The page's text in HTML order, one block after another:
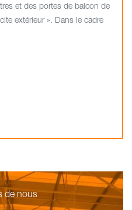
et des portes de balcon de
extérieur ». Dans le cadre
moderne, 200 fenêtres de la
extérieur » ont été utilisées.
Market à Poznań, environ
de la série Avantgrade 7000
de nous